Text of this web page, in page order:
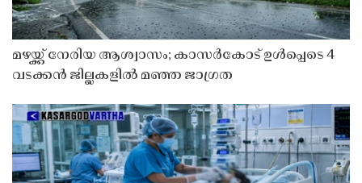
മഴയ്ക്ക് നേരിയ ആശ്വാസം; കാസർകോട് ഉൾപ്പെടെ 4
വടക്കൻ ജില്ലകളിൽ മഞ്ഞ ജാഗ്രത